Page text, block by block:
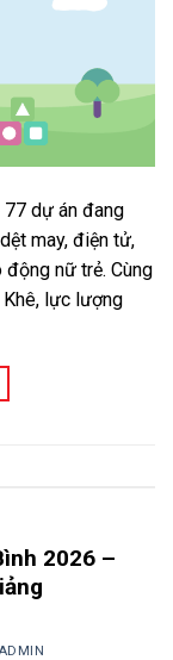
77 dự án đang
may, điện tử,
nữ trẻ. Cùng
Khê, lực lượng
2026 –